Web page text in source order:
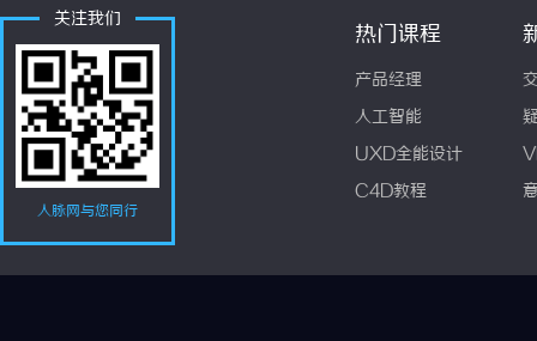
关注我们
人脉网与您同行
热门课程
产品经理
人工智能
UXD全能设计
C4D教程